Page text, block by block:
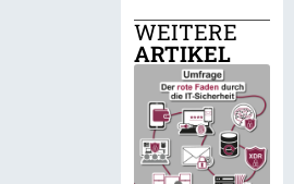
WEITERE
ARTIKEL